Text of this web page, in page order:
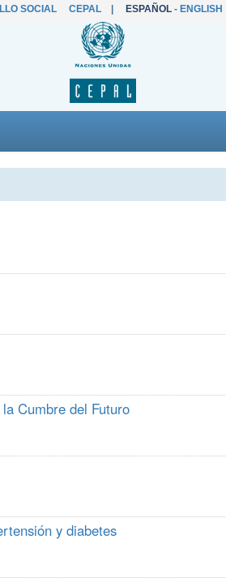
SOCIAL CEPAL| ESPAÑOL- ENGLISH
Cumbre del Futuro
y diabetes